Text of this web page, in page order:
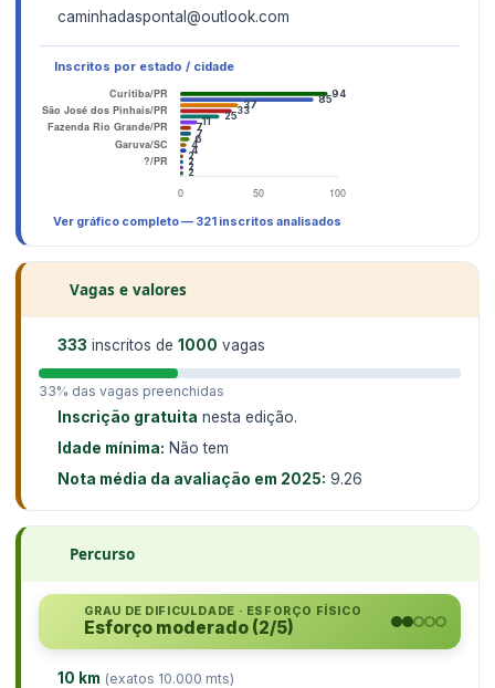
caminhadaspontal@outlook.com
Inscritos por estado / cidade
Ver gráfico completo — 321 inscritos analisados
Vagas e valores
333 inscritos de 1000 vagas
33% das vagas preenchidas
Inscrição gratuita nesta edição.
Idade mínima: Não tem
Nota média da avaliação em 2025: 9.26
Percurso
GRAU DE DIFICULDADE · ESFORÇO FÍSICO
Esforço moderado (2/5)
10 km (exatos 10.000 mts)